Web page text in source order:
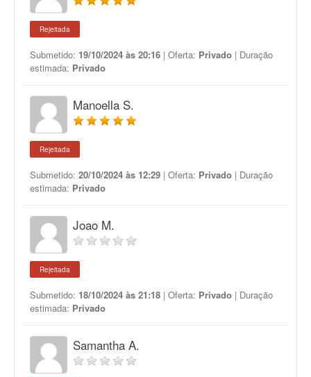
Rejeitada
Submetido: 19/10/2024 às 20:16 | Oferta: Privado | Duração
estimada: Privado
Manoella S.
Rejeitada
Submetido: 20/10/2024 às 12:29 | Oferta: Privado | Duração
estimada: Privado
Joao M.
Rejeitada
Submetido: 18/10/2024 às 21:18 | Oferta: Privado | Duração
estimada: Privado
Samantha A.